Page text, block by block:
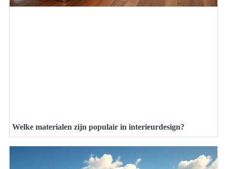
Welke materialen zijn populair in interieurdesign?